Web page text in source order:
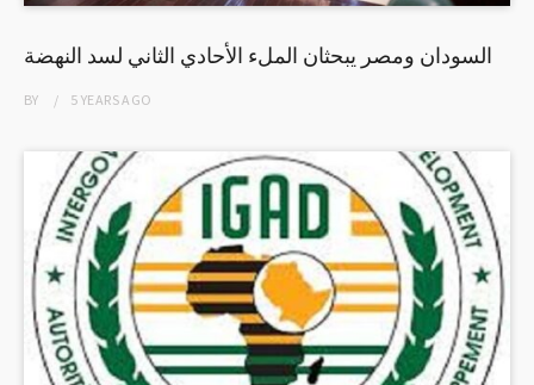
السودان ومصر يبحثان الملء الأحادي الثاني لسد النهضة
BY 5 YEARSAGO